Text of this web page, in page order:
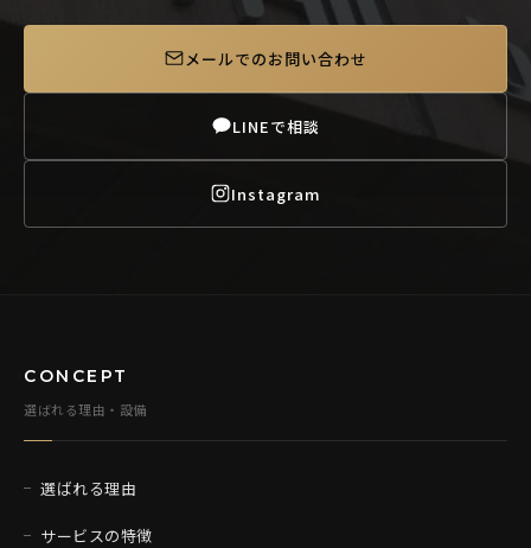
メールでのお問い合わせ
LINEで相談
Instagram
CONCEPT
選ばれる理由・設備
選ばれる理由
サービスの特徴